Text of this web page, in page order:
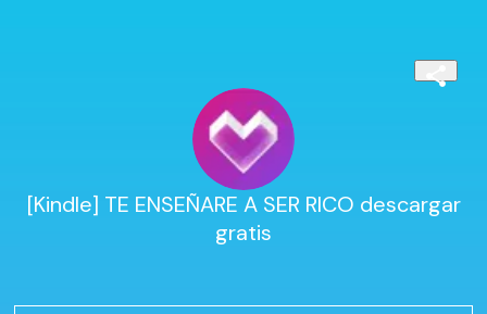
[Kindle] TE ENSEÑARE A SER RICO descargar
gratis